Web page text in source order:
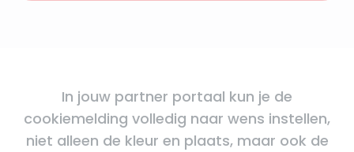
In jouw partner portaal kun je de
cookiemelding volledig naar wens instellen,
niet alleen de kleur en plaats, maar ook de